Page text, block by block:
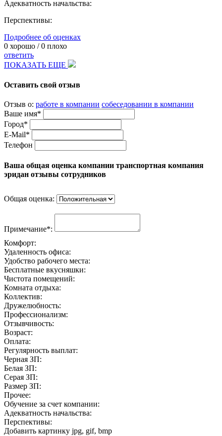
Адекватность начальства:
Перспективы:
Подробнее об оценках
0 хорошо /0 плохо
ответить
ПОКАЗАТЬ ЕЩЕ
Оставить свой отзыв
Отзыв о: работе в компании собеседовании в компании
Ваше имя*
Город*
E-Mail*
Телефон
Ваша общая оценка компании транспортная компания
эридан отзывы сотрудников
Общая оценка:
Примечание*:
Комфорт:
Удаленность офиса:
Удобство рабочего места:
Бесплатные вкусняшки:
Чистота помещений:
Комната отдыха:
Коллектив:
Дружелюбность:
Профессионализм:
Отзывчивость:
Возраст:
Оплата:
Регулярность выплат:
Черная ЗП:
Белая ЗП:
Серая ЗП:
Размер ЗП:
Прочее:
Обучение за счет компании:
Адекватность начальства:
Перспективы:
Добавить картинку jpg, gif, bmp